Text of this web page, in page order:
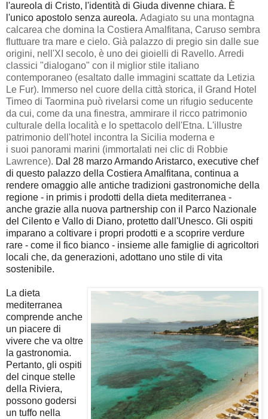
l'aureola di Cristo, l'identità di Giuda divenne chiara. È
l'unico apostolo senza aureola. Adagiato su una montagna
calcarea che domina la Costiera Amalfitana, Caruso sembra
fluttuare tra mare e cielo. Già palazzo di pregio sin dalle sue
origini, nell'XI secolo, è uno dei gioielli di Ravello. Arredi
classici "dialogano" con il miglior stile italiano
contemporaneo (esaltato dalle immagini scattate da Letizia
Le Fur). Immerso nel cuore della città storica, il Grand Hotel
Timeo di Taormina può rivelarsi come un rifugio seducente
da cui, come da una finestra, ammirare il ricco patrimonio
culturale della località e lo spettacolo dell'Etna. L'illustre
patrimonio dell'hotel incontra la Sicilia moderna e
i suoi panorami marini (immortalati nei clic di Robbie
Lawrence). Dal 28 marzo Armando Aristarco, executive chef
di questo palazzo della Costiera Amalfitana, continua a
rendere omaggio al le antiche tradizioni gastronomiche della
regione - in primis i prodotti della dieta mediterranea -
anche grazie alla nuova partnership con il Parco Nazionale
del Cilento e Vallo di Diano, protetto dall'Unesco. Gli ospiti
imparano a coltivare i propri prodotti e a scoprire verdure
rare - come il fico bianco - insieme alle famiglie di agricoltori
locali che, da generazioni, adottano uno stile di vita
sostenibile.
La dieta
mediterranea
comprende anche
un piacere di
vivere che va oltre
la gastronomia.
Pertanto, gli ospiti
del cinque stelle
della Riviera,
possono godersi
un tuffo nella